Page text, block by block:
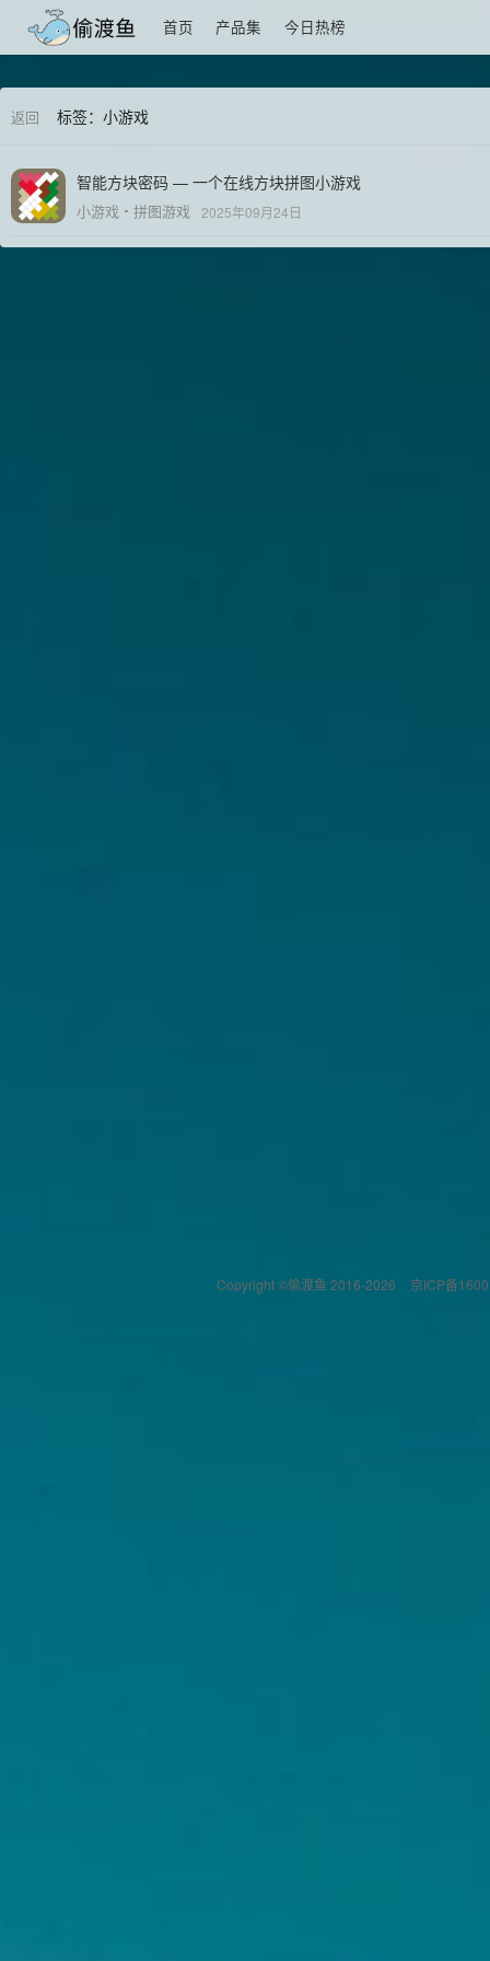
首页 产品集 今日热榜
返回 标签：小游戏
智能方块密码 — 一个在线方块拼图小游戏
小游戏 拼图游戏 2025年09月24日
Copyright ©偷渡鱼 2016-2026 京ICP备